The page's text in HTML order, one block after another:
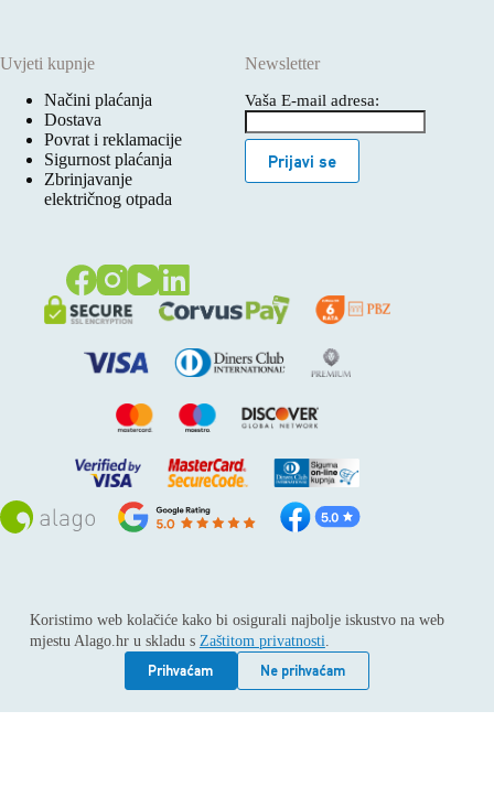
Koristimo web kolačiće kako bi osigurali najbolje iskustvo na web
mjestu Alago.hr u skladu s Zaštitom privatnosti.
Prihvaćam
Ne prihvaćam
Uvjeti kupnje
Načini plaćanja
Dostava
Povrat i reklamacije
Sigurnost plaćanja
Zbrinjavanje
električnog otpada
Newsletter
Vaša E-mail adresa:
Prijavi se
Sva prava pridržana © 2026
Alago
ALAGO d.o.o. trgovina, usluge i zastupanje stranih tvrtki /
Adresa: Horvati 112, 10436 Rakov potok / Telefon: +385 1
6539 392 / E-mail: kontakt@alago.hr / Podaci o subjektu:
Subjekt je upisan kod Trgovačkog suda u Zagrebu pod
reg.uloškom broj 1-53420. / MBS: 080046630 / OIB: